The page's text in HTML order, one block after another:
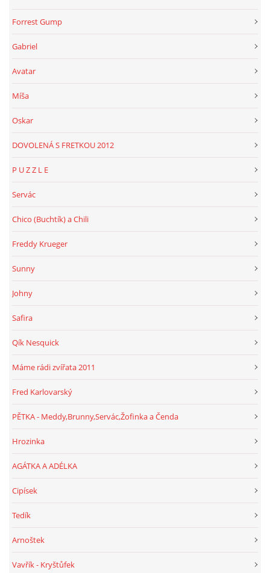
Forrest Gump
Gabriel
Avatar
Míša
Oskar
DOVOLENÁ S FRETKOU 2012
P U Z Z L E
Servác
Chico (Buchtík) a Chili
Freddy Krueger
Sunny
Johny
Safira
Qík Nesquick
Máme rádi zvířata 2011
Fred Karlovarský
PĚTKA - Meddy,Brunny,Servác,Žofinka a Čenda
Hrozinka
AGÁTKA A ADÉLKA
Cipísek
Tedík
Arnoštek
Vavřík - Kryštůfek